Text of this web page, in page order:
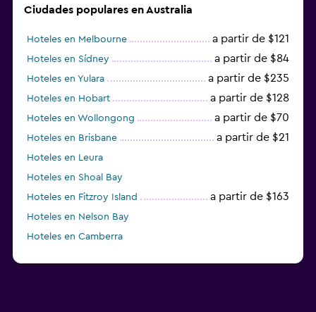
Ciudades populares en Australia
Hoteles en Melbourne a partir de $121
Hoteles en Sídney a partir de $84
Hoteles en Yulara a partir de $235
Hoteles en Hobart a partir de $128
Hoteles en Wollongong a partir de $70
Hoteles en Brisbane a partir de $21
Hoteles en Leura
Hoteles en Shoal Bay
Hoteles en Fitzroy Island
a partir de $163
Hoteles en Nelson Bay
Hoteles en Camberra